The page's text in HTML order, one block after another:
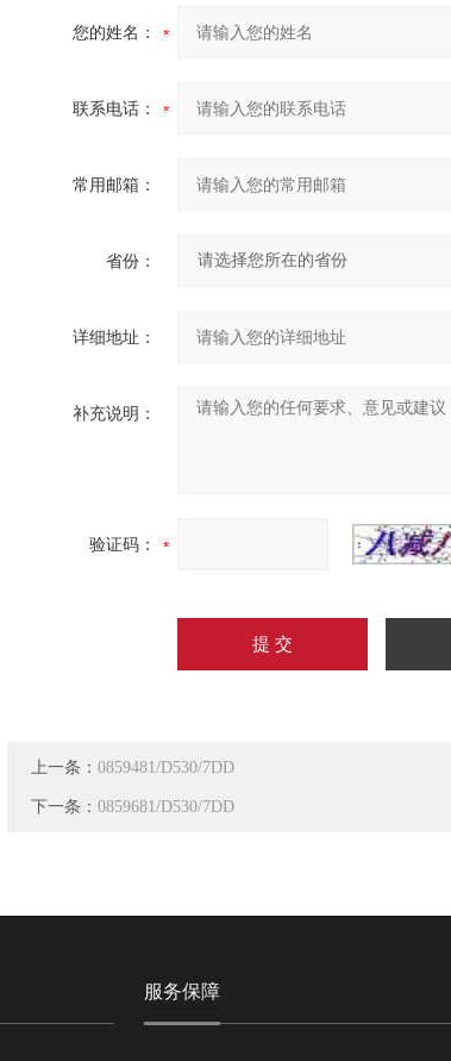
您的姓名：
联系电话：
常用邮箱：
省份：
详细地址：
补充说明：
验证码：
上一条： 0859481/D530/7DD
下一条： 0859681/D530/7DD
服务保障